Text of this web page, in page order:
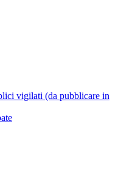
vigilati (da pubblicare in